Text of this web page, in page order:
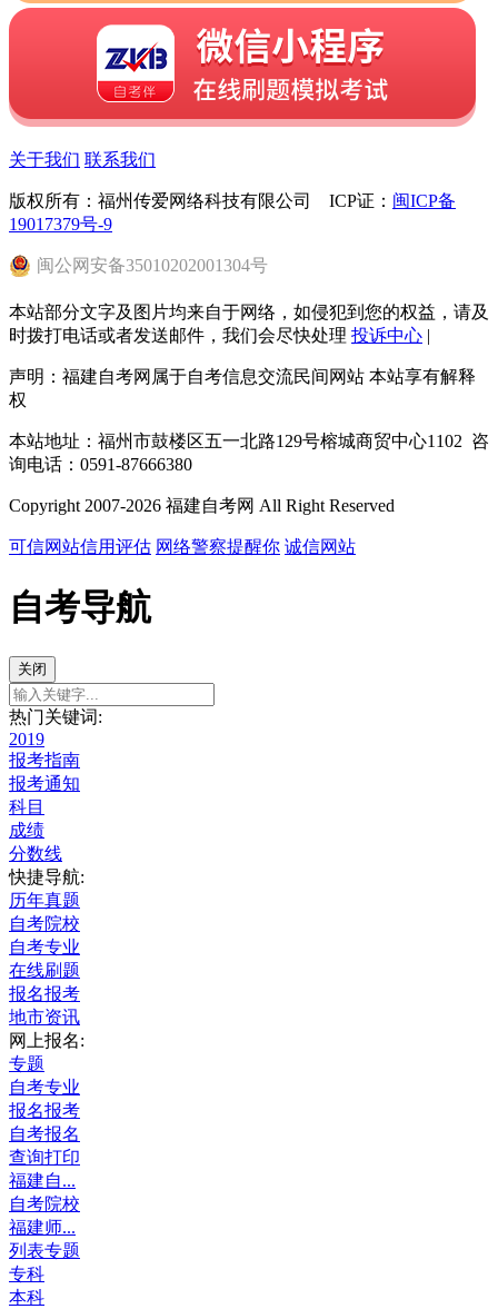
关于我们 联系我们
版权所有：福州传爱网络科技有限公司 ICP证： 闽ICP备
19017379号-9
闽公网安备35010202001304号
本站部分文字及图片均来自于网络，如侵犯到您的权益，请及
时拨打电话或者发送邮件，我们会尽快处理 投诉中心 |
声明：福建自考网属于自考信息交流民间网站 本站享有解释
权
本站地址：福州市鼓楼区五一北路129号榕城商贸中心1102 咨
询电话：0591-87666380
Copyright 2007-2026 福建自考网 All Right Reserved
可信网站信用评估 网络警察提醒你 诚信网站
自考导航
关闭
热门关键词:
2019
报考指南
报考通知
科目
成绩
分数线
快捷导航:
历年真题
自考院校
自考专业
在线刷题
报名报考
地市资讯
网上报名:
专题
自考专业
报名报考
自考报名
查询打印
福建自...
自考院校
福建师...
列表专题
专科
本科